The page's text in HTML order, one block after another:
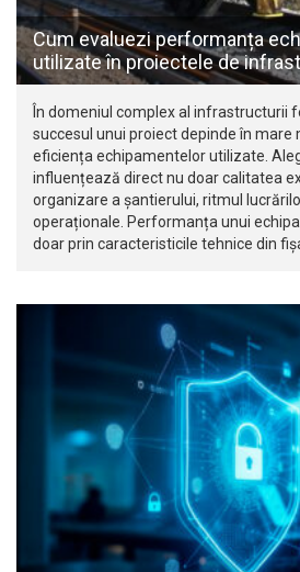
Cum evaluezi performanța
utilizate în proiectele de
În domeniul complex al infrastructurii
succesul unui proiect depinde în mare
eficiența echipamentelor utilizate.
influențează direct nu doar calitatea
organizare a șantierului, ritmul
operaționale. Performanța unui
doar prin caracteristicile tehnice din